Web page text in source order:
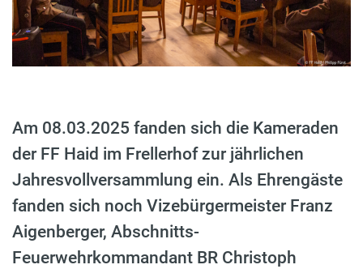
Am 08.03.2025 fanden sich die Kameraden
der FF Haid im Frellerhof zur jährlichen
Jahresvollversammlung ein. Als Ehrengäste
fanden sich noch Vizebürgermeister Franz
Aigenberger, Abschnitts-
Feuerwehrkommandant BR Christoph